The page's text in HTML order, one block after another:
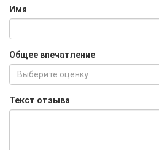
Имя
Общее впечатление
Выберите оценку
Текст отзыва